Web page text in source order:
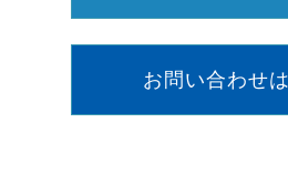
お問い合わせ